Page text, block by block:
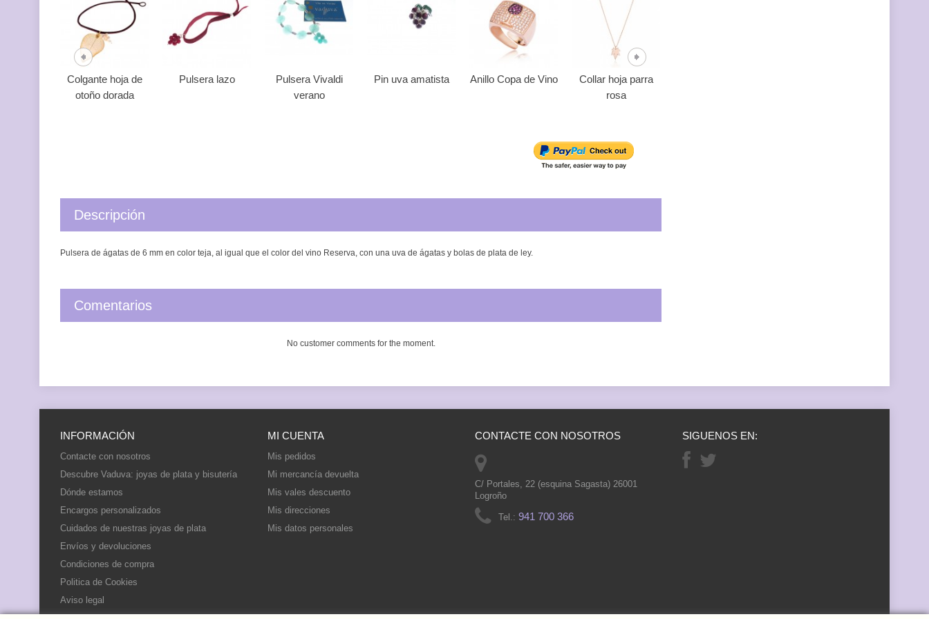
Colgante hoja de
otoño dorada
Pulsera lazo
Pulsera Vivaldi
verano
Pin uva amatista Anillo Copa de Vino
Collar hoja parra
rosa
Descripción
Pulsera de ágatas de 6 mm en color teja, al igual que el color del vino Reserva, con una uva de ágatas y bolas de plata de ley.
Comentarios
No customer comments for the moment.
INFORMACIÓN
Contacte con nosotros
Descubre Vaduva: joyas de plata y bisutería
Dónde estamos
Encargos personalizados
Cuidados de nuestras joyas de plata
Envíos y devoluciones
Condiciones de compra
Politica de Cookies
Aviso legal
MI CUENTA
Mis pedidos
Mi mercancía devuelta
Mis vales descuento
Mis direcciones
Mis datos personales
CONTACTE CON NOSOTROS
C/ Portales, 22 (esquina Sagasta) 26001
Logroño
Tel.: 941 700 366
SIGUENOS EN: